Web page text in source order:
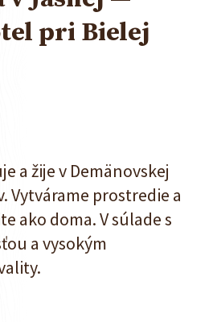
pri Bielej
a žije v Demänovskej
Vytvárame prostredie a
ako doma. V súlade s
a vysokým